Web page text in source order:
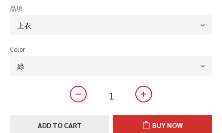
品項
Color
ADD TO CART BUY NOW